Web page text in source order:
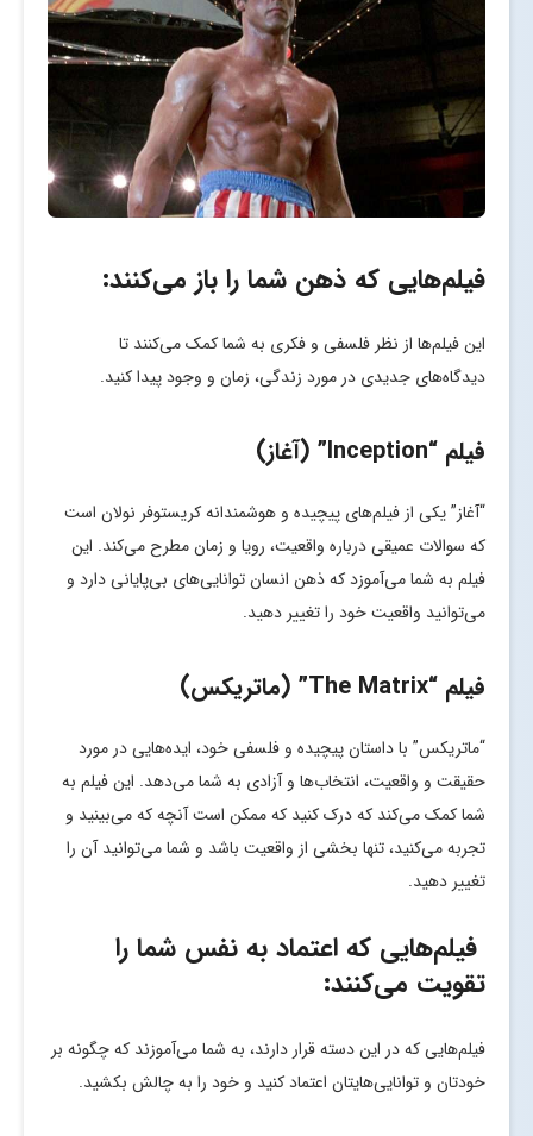
فیلم‌هایی که ذهن شما را باز می‌کنند:
این فیلم‌ها از نظر فلسفی و فکری به شما کمک می‌کنند تا
دیدگاه‌های جدیدی در مورد زندگی، زمان و وجود پیدا کنید.
فیلم “Inception” (آغاز)
“آغاز” یکی از فیلم‌های پیچیده و هوشمندانه کریستوفر نولان است
که سوالات عمیقی درباره واقعیت، رویا و زمان مطرح می‌کند. این
فیلم به شما می‌آموزد که ذهن انسان توانایی‌های بی‌پایانی دارد و
می‌توانید واقعیت خود را تغییر دهید.
فیلم “The Matrix” (ماتریکس)
“ماتریکس” با داستان پیچیده و فلسفی خود، ایده‌هایی در مورد
حقیقت و واقعیت، انتخاب‌ها و آزادی به شما می‌دهد. این فیلم به
شما کمک می‌کند که درک کنید که ممکن است آنچه که می‌بینید و
تجربه می‌کنید، تنها بخشی از واقعیت باشد و شما می‌توانید آن را
تغییر دهید.
فیلم‌هایی که اعتماد به نفس شما را
تقویت می‌کنند:
فیلم‌هایی که در این دسته قرار دارند، به شما می‌آموزند که چگونه بر
خودتان و توانایی‌هایتان اعتماد کنید و خود را به چالش بکشید.